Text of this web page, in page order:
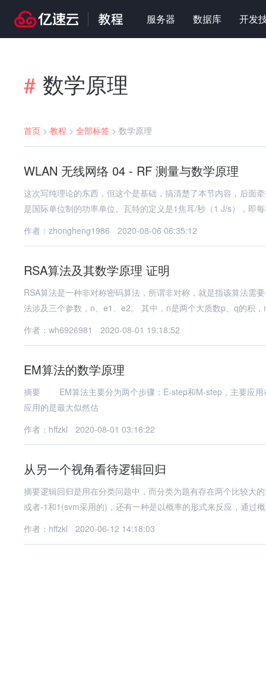
服务器 数据库 开发
# 数学原理
首页 > 教程 > 全部标签 > 数学原理
WLAN 无线网络 04 - RF 测量与数学原理
这次写纯理论的东西，但这个是基础，搞清楚了本节内容，后面
是国际单位制的功率单位。瓦特的定义是1焦耳/秒（1 J/s），即
作者：zhongheng1986
2020-08-06 06:35:12
RSA算法及其数学原理 证明
RSA算法是一种非对称密码算法，所谓非对称，就是指该算法需
法涉及三个参数，n、e1、e2。 其中，n是两个大质数p、q的积
作者：wh6926981
2020-08-01 19:18:52
EM算法的数学原理
摘要 EM算法主要分为两个步骤：E-step和M-step，主要应用
应用的是最大似然估
作者：hffzkl
2020-08-01 03:16:22
从另一个视角看待逻辑回归
摘要逻辑回归是用在分类问题中，而分类为题有存在两个比较大
或者-1和1(svm采用的)，还有一种是以概率的形式来反应，通过
作者：hffzkl
2020-06-12 14:18:03